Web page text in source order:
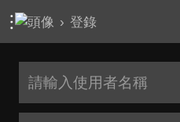
› 登錄